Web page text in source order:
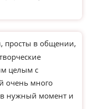
просты в общении,
целым с
очень много
в нужный момент и